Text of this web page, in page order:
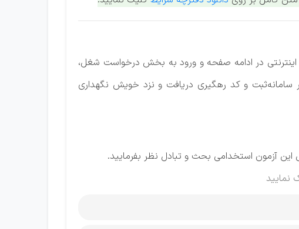
اینترنتی در ادامه صفحه و ورود ﺑﻪ ﺑﺨﺶ درﺧﻮاﺳﺖ ﺷﻐﻞ،
و ﻛﺪ رﻫﮕﻴﺮی درﻳﺎﻓﺖ و ﻧﺰد ﺧﻮﻳﺶ ﻧﮕﻬﺪاری
آزمون استخدامی بحث و تبادل نظر بفرمایید.
نمایید